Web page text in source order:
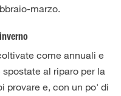
marzo.
come annuali e
al riparo per la
provare e, con un po' di